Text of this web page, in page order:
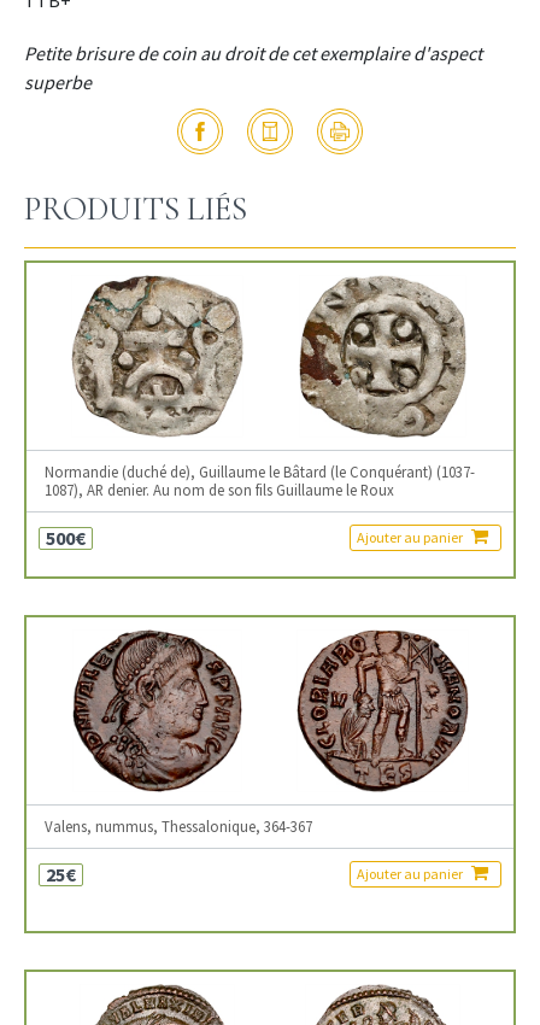
Petite brisure de coin au droit de cet exemplaire d'aspect
superbe
PRODUITS LIÉS
Normandie (duché de), Guillaume le Bâtard (le Conquérant) (1037-
1087), AR denier. Au nom de son fils Guillaume le Roux
500€ Ajouter au panier
Valens, nummus, Thessalonique, 364-367
25€ Ajouter au panier